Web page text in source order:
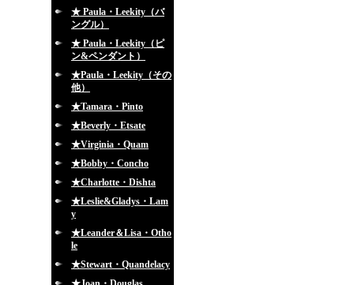
★ Paula・Leekity（バ
ングル）
★ Paula・Leekity（ピ
ン&ペンダント）
★Paula・Leekity（その
他）
★Tamara・Pinto
★Beverly・Etsate
★Virginia・Quam
★Bobby・Concho
★Charlotte・Dishta
★Leslie&Gladys・Lam
y
★Leander＆Lisa・Otho
le
★Stewart・Quandelacy